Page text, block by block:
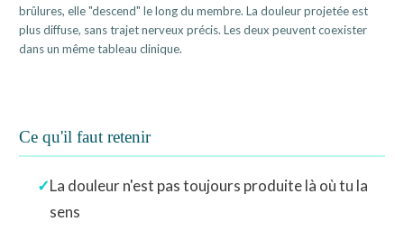
brûlures, elle "descend" le long du membre. La douleur projetée est
plus diffuse, sans trajet nerveux précis. Les deux peuvent coexister
dans un même tableau clinique.
Ce qu'il faut retenir
La douleur n'est pas toujours produite là où tu la
sens